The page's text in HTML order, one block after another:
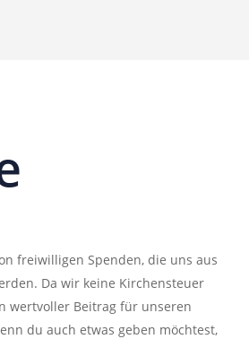
freiwilligen Spenden, die uns aus
Da wir keine Kirchensteuer
wertvoller Beitrag für unseren
du auch etwas geben möchtest,